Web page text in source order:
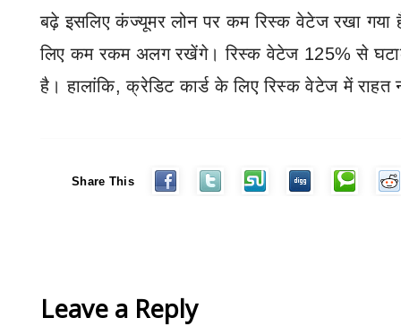
बढ़े इसलिए कंज्यूमर लोन पर कम रिस्क वेटेज रखा
लिए कम रकम अलग रखेंगे। रिस्क वेटेज 125% से
है। हालांकि,क्रेडिट कार्ड के लिए रिस्क वेटेज में राहत
Share This
Leave a Reply